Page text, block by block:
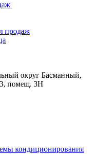
продаж
округ Басманный,
3, помещ. 3Н
кондиционирования